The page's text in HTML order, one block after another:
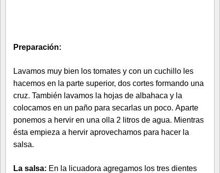
Preparación:
Lavamos muy bien los tomates y con un cuchillo les
hacemos en la parte superior, dos cortes formando una
cruz. También lavamos la hojas de albahaca y la
colocamos en un paño para secarlas un poco. Aparte
ponemos a hervir en una olla 2 litros de agua. Mientras
ésta empieza a hervir aprovechamos para hacer la
salsa.
La salsa: En la licuadora agregamos los tres dientes